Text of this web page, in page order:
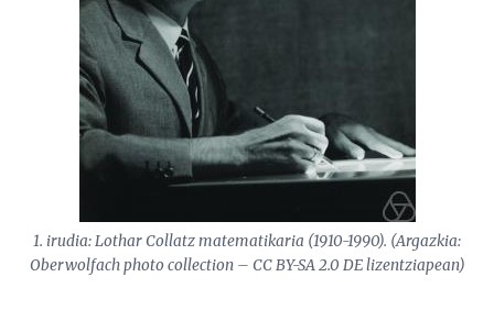
1. irudia: Lothar Collatz matematikaria (1910-1990). (Argazkia:
Oberwolfach photo collection – CC BY-SA 2.0 DE lizentziapean)